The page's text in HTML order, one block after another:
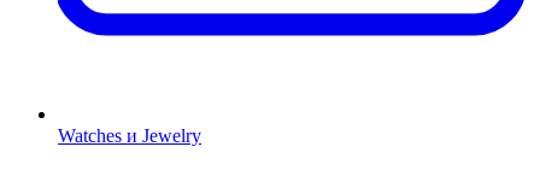
Watches и Jewelry